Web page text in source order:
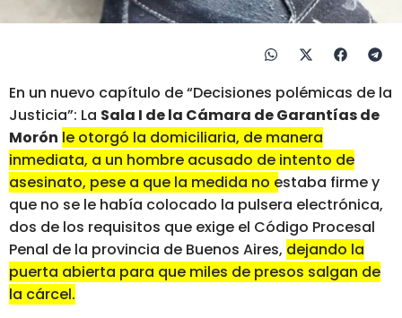
En un nuevo capítulo de “Decisiones polémicas de la
Justicia”: La Sala I de la Cámara de Garantías de
Morón le otorgó la domiciliaria, de manera
inmediata, a un hombre acusado de intento de
asesinato, pese a que la medida no estaba firme y
que no se le había colocado la pulsera electrónica,
dos de los requisitos que exige el Código Procesal
Penal de la provincia de Buenos Aires, dejando la
puerta abierta para que miles de presos salgan de
la cárcel.